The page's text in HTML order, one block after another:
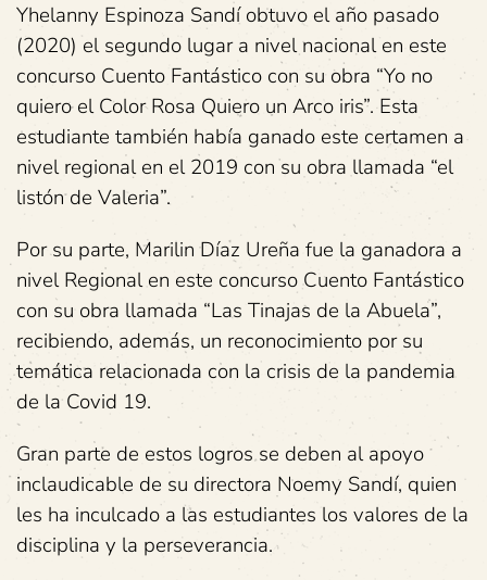
Yhelanny Espinoza Sandí obtuvo el año pasado
(2020) el segundo lugar a nivel nacional en este
concurso Cuento Fantástico con su obra “Yo no
quiero el Color Rosa Quiero un Arco iris”. Esta
estudiante también había ganado este certamen a
nivel regional en el 2019 con su obra llamada “el
listón de Valeria”.
Por su parte, Marilin Díaz Ureña fue la ganadora a
nivel Regional en este concurso Cuento Fantástico
con su obra llamada “Las Tinajas de la Abuela”,
recibiendo, además, un reconocimiento por su
temática relacionada con la crisis de la pandemia
de la Covid 19.
Gran parte de estos logros se deben al apoyo
inclaudicable de su directora Noemy Sandí, quien
les ha inculcado a las estudiantes los valores de la
disciplina y la perseverancia.